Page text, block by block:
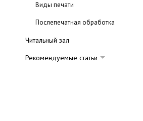
Виды печати
Послепечатная обработка
Читальный зал
Рекомендуемые статьи